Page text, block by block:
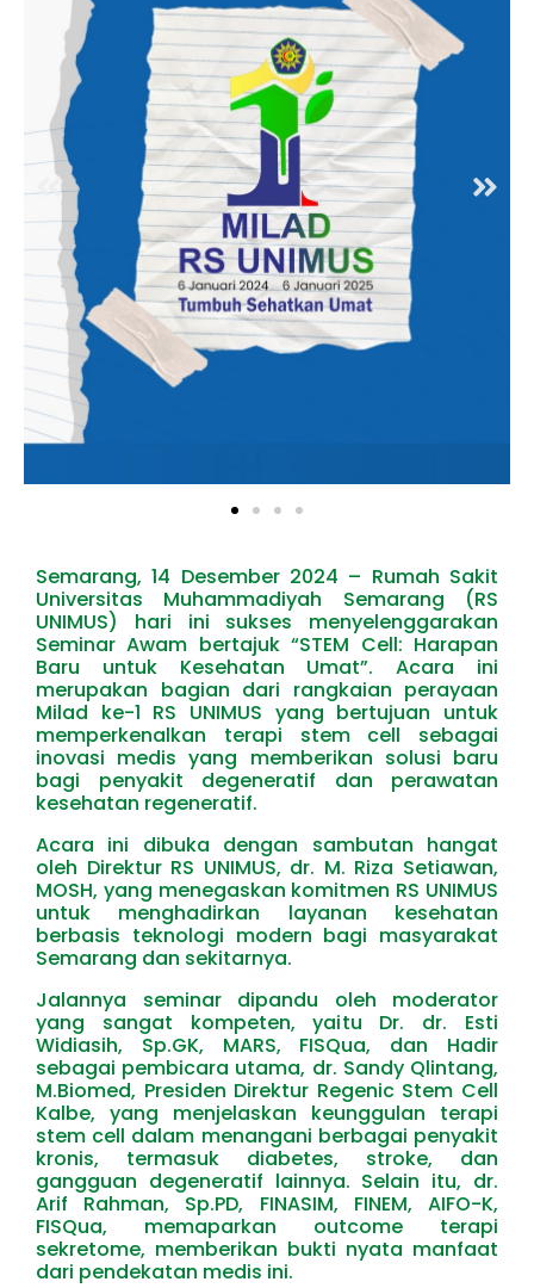
Semarang, 14 Desember 2024 – Rumah Sakit
Universitas Muhammadiyah Semarang (RS
UNIMUS) hari ini sukses menyelenggarakan
Seminar Awam bertajuk “STEM Cell: Harapan
Baru untuk Kesehatan Umat”. Acara ini
merupakan bagian dari rangkaian perayaan
Milad ke-1 RS UNIMUS yang bertujuan untuk
memperkenalkan terapi stem cell sebagai
inovasi medis yang memberikan solusi baru
bagi penyakit degeneratif dan perawatan
kesehatan regeneratif.
Acara ini dibuka dengan sambutan hangat
oleh Direktur RS UNIMUS, dr. M. Riza Setiawan,
MOSH, yang menegaskan komitmen RS UNIMUS
untuk menghadirkan layanan kesehatan
berbasis teknologi modern bagi masyarakat
Semarang dan sekitarnya.
Jalannya seminar dipandu oleh moderator
yang sangat kompeten, yaitu Dr. dr. Esti
Widiasih, Sp.GK, MARS, FISQua, dan Hadir
sebagai pembicara utama, dr. Sandy Qlintang,
M.Biomed, Presiden Direktur Regenic Stem Cell
Kalbe, yang menjelaskan keunggulan terapi
stem cell dalam menangani berbagai penyakit
kronis, termasuk diabetes, stroke, dan
gangguan degeneratif lainnya. Selain itu, dr.
Arif Rahman, Sp.PD, FINASIM, FINEM, AIFO-K,
FISQua, memaparkan outcome terapi
sekretome, memberikan bukti nyata manfaat
dari pendekatan medis ini.